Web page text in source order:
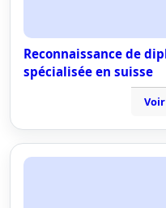
Reconnaissance de
spécialisée en suisse